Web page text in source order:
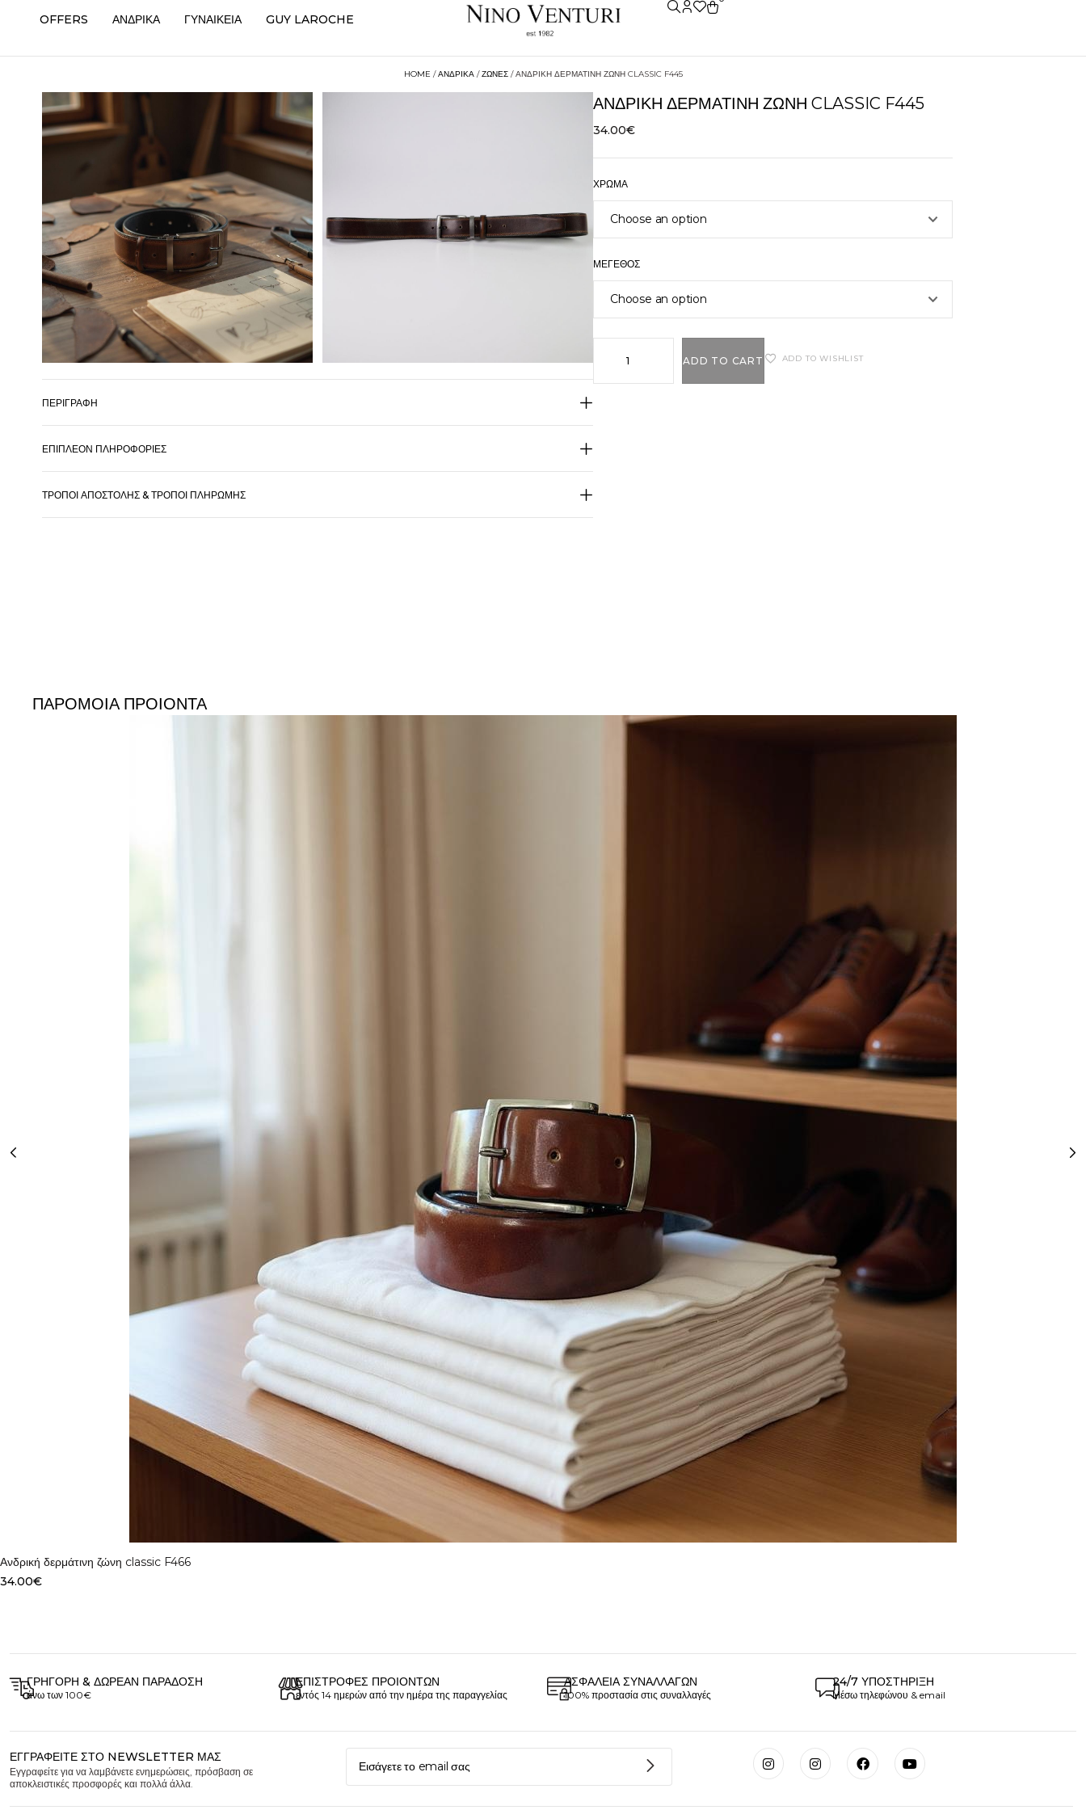
OFFERS ΑΝΔΡΙΚΑ ΓΥΝΑΙΚΕΙΑ GUY LAROCHE
HOME /ΑΝΔΡΙΚΑ/ΖΩΝΕΣ/ ΑΝΔΡΙΚΉ ΔΕΡΜΆΤΙΝΗ ΖΏΝΗ CLASSIC F445
ΠΕΡΙΓΡΑΦΉ
ΕΠΙΠΛΈΟΝ ΠΛΗΡΟΦΟΡΊΕΣ
ΤΡΌΠΟΙ ΑΠΟΣΤΟΛΉΣ & ΤΡΌΠΟΙ ΠΛΗΡΩΜΉΣ
ΑΝΔΡΙΚΉ ΔΕΡΜΆΤΙΝΗ ΖΏΝΗ CLASSIC F445
34.00€
ΧΡΏΜΑ
ΜΈΓΕΘΟΣ
ADD TO CART ADD TO WISHLIST
ΠΑΡΟΜΟΙΑ ΠΡΟΙΟΝΤΑ
Ανδρική δερμάτινη ζώνη classic F466
34.00€
ΓΡΉΓΟΡΗ & ΔΩΡΕΆΝ ΠΑΡΆΔΟΣΗ
άνω των 100€
ΕΠΙΣΤΡΟΦΈΣ ΠΡΟΙΌΝΤΩΝ
εντός 14 ημερών από την ημέρα της παραγγελίας
ΑΣΦΆΛΕΙΑ ΣΥΝΑΛΛΑΓΏΝ
100% προστασία στις συναλλαγές
24/7 ΥΠΟΣΤΉΡΙΞΗ
Μέσω τηλεφώνου & email
ΕΓΓΡΑΦΕΊΤΕ ΣΤΟ NEWSLETTER ΜΑΣ
Εγγραφείτε για να λαμβάνετε ενημερώσεις, πρόσβαση σε
αποκλειστικές προσφορές και πολλά άλλα.